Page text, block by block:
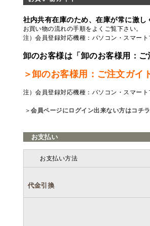
社内共有在庫のため、在庫が常に激
お買い物の流れの手順をよくご覧下さい。
注）会員登録対応機種：パソコン・スマー
卸のお客様は「卸のお客様用：
＞卸のお客様用：ご注文ガイ
注）会員登録対応機種：パソコン・スマー
＞会員ページにログイン出来ない方はコチラ
お支払い
お支払い方法
代金引換